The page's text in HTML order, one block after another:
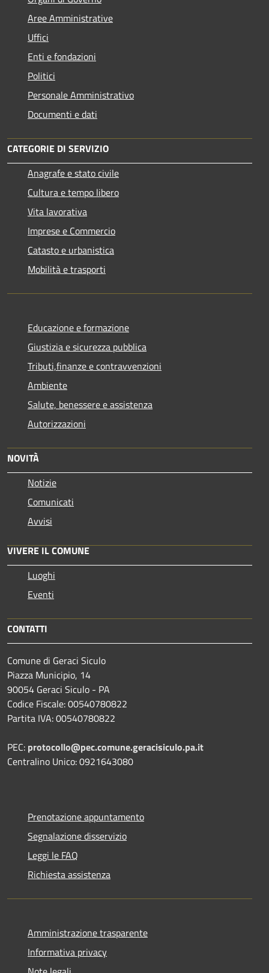
Aree Amministrative
Uffici
Enti e fondazioni
Politici
Personale Amministrativo
Documenti e dati
CATEGORIE DI SERVIZIO
Anagrafe e stato civile
Cultura e tempo libero
Vita lavorativa
Imprese e Commercio
Catasto e urbanistica
Mobilità e trasporti
Educazione e formazione
Giustizia e sicurezza pubblica
Tributi,finanze e contravvenzioni
Ambiente
Salute, benessere e assistenza
Autorizzazioni
NOVITÀ
Notizie
Comunicati
Avvisi
VIVERE IL COMUNE
Luoghi
Eventi
CONTATTI
Comune di Geraci Siculo
Piazza Municipio, 14
90054 Geraci Siculo - PA
Codice Fiscale: 00540780822
Partita IVA: 00540780822
PEC: protocollo@pec.comune.geracisiculo.pa.it
Centralino Unico: 0921643080
Prenotazione appuntamento
Segnalazione disservizio
Leggi le FAQ
Richiesta assistenza
Amministrazione trasparente
Informativa privacy